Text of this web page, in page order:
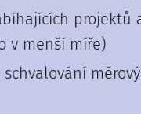
projektů
v menší míře)